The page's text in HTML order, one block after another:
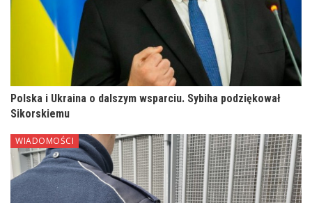
Polska i Ukraina o dalszym wsparciu. Sybiha podziękował
Sikorskiemu
WIADOMOŚCI